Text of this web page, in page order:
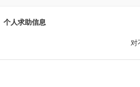
个人求助信息
对